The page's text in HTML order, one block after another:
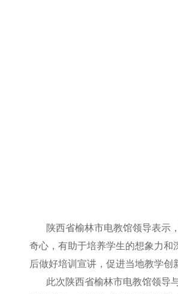
陕西省榆林市电教馆领导表示
奇心，有助于培养学生的想象力
后做好培训宣讲，促进当地教学
此次陕西省榆林市电教馆领导